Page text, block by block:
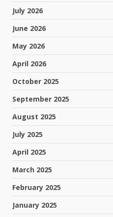
July 2026
June 2026
May 2026
April 2026
October 2025
September 2025
August 2025
July 2025
April 2025
March 2025
February 2025
January 2025